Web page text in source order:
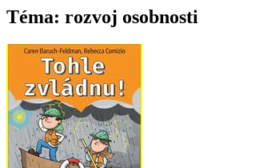
Téma: rozvoj osobnosti